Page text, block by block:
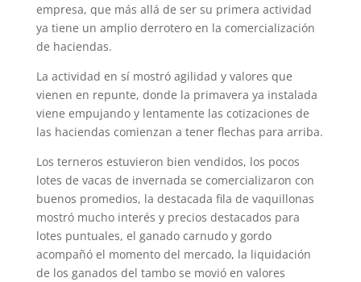
empresa, que más allá de ser su primera actividad
ya tiene un amplio derrotero en la comercialización
de haciendas.
La actividad en sí mostró agilidad y valores que
vienen en repunte, donde la primavera ya instalada
viene empujando y lentamente las cotizaciones de
las haciendas comienzan a tener flechas para arriba.
Los terneros estuvieron bien vendidos, los pocos
lotes de vacas de invernada se comercializaron con
buenos promedios, la destacada fila de vaquillonas
mostró mucho interés y precios destacados para
lotes puntuales, el ganado carnudo y gordo
acompañó el momento del mercado, la liquidación
de los ganados del tambo se movió en valores